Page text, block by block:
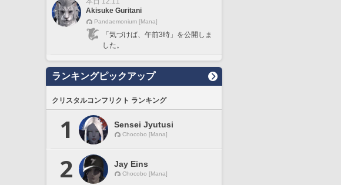
Akisuke Guritani
Pandaemonium [Mana]
「気づけば、午前3時」を公開しま
した。
ランキングピックアップ
クリスタルコンフリクト ランキング
1 Sensei Jyutusi
Chocobo [Mana]
2 Jay Eins
Chocobo [Mana]